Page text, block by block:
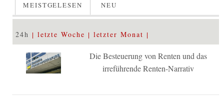
MEISTGELESEN NEU
24h letzte Woche letzter Monat
Die Besteuerung von Renten und das
irreführende Renten-Narrativ